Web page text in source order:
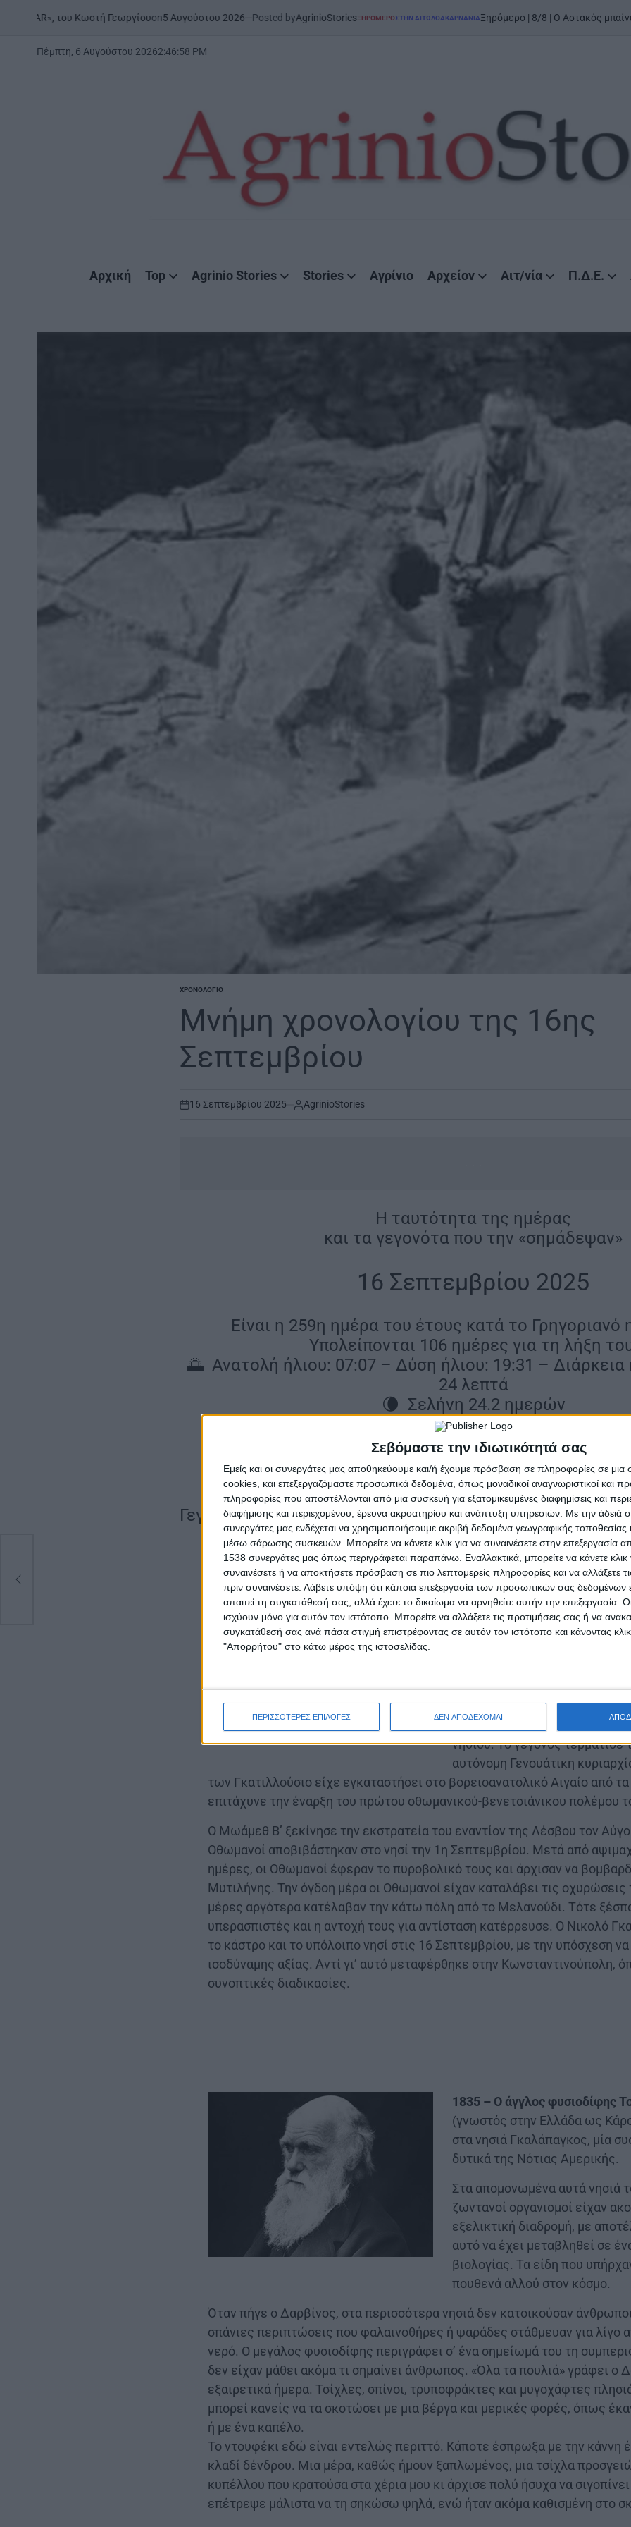
Σεβόμαστε την ιδιωτικότητά σας
Εμείς και οι συνεργάτες μας αποθηκεύουμε και/ή έχουμε πρόσβαση σε πληροφορίες σε
cookies, και επεξεργαζόμαστε προσωπικά δεδομένα, όπως μοναδικοί αναγνωριστικοί και
πληροφορίες που αποστέλλονται από μια συσκευή για εξατομικευμένες διαφημίσεις και
διαφήμισης και περιεχομένου, έρευνα ακροατηρίου και ανάπτυξη υπηρεσιών. Με την άδειά
συνεργάτες μας ενδέχεται να χρησιμοποιήσουμε ακριβή δεδομένα γεωγραφικής τοποθεσίας
μέσω σάρωσης συσκευών. Μπορείτε να κάνετε κλικ για να συναινέσετε στην επεξεργασία
1538 συνεργάτες μας όπως περιγράφεται παραπάνω. Εναλλακτικά, μπορείτε να κάνετε κλικ
συναινέσετε ή να αποκτήσετε πρόσβαση σε πιο λεπτομερείς πληροφορίες και να αλλάξετε
πριν συναινέσετε. Λάβετε υπόψη ότι κάποια επεξεργασία των προσωπικών σας δεδομένων
απαιτεί τη συγκατάθεσή σας, αλλά έχετε το δικαίωμα να αρνηθείτε αυτήν την επεξεργασία.
ισχύουν μόνο για αυτόν τον ιστότοπο. Μπορείτε να αλλάξετε τις προτιμήσεις σας ή να
συγκατάθεσή σας ανά πάσα στιγμή επιστρέφοντας σε αυτόν τον ιστότοπο και κάνοντας
"Απορρήτου" στο κάτω μέρος της ιστοσελίδας.
ΠΕΡΙΣΣΟΤΕΡΕΣ ΕΠΙΛΟΓΕΣ ΔΕΝ ΑΠΟΔΕΧΟΜΑΙ
του Κωστή Γεωργίουon5 Αυγούστου 2026 Posted byAgrinioStoriesPOSTED
ΞΗΡΟΜΕΡΟΣΤΗΝ ΑΙΤΩΛΟΑΚΑΡΝΑΝΊΑΞηρόμερο | 8/8 | Ο Αστακός μπαίνει στον
Πέμπτη, 6 Αυγούστου 20262:46:59 PM
Αρχική Top Agrinio Stories Stories Αγρίνιο Αρχείον Αιτ/νία Π.Δ.Ε.
POSTED
ΧΡΟΝΟΛΌΓΙΟ
Μνήμη χρονολογίου της 16ης
Σεπτεμβρίου
on
16 Σεπτεμβρίου 2025 AgrinioStories
Η ταυτότητα της ημέρας
και τα γεγονότα που την «σημάδεψαν»
16 Σεπτεμβρίου 2025
Είναι η 259η ημέρα του έτους κατά το Γρηγοριανό
Υπολείπονται 106 ημέρες για τη λήξη
🌅 Ανατολή ήλιου: 07:07 – Δύση ήλιου: 19:31 –
24 λεπτά
🌘 Σελήνη 24.2 ημερών
Χρόνια πολλά στους: Εύφημο, Ευφημία,
Λουντμίλα Μελιτίνο, Μελιτινή, Μελιτίνα, Μελίτη,
Γεγονότα
1462 – Ο γενουάτης Νικόλαος
υπό όρους το κάστρο της
Μεχμέτ Β’.Η άλωση της
Τούρκους πραγματοποιήθηκε
σουλτάνο Μωάμεθ Β,
πρωτεύουσα του νησιού,
παράδοσή της, παραδόθηκαν
νησιού. Το γεγονός τερμάτισε
αυτόνομη Γενουάτικη
των Γκατιλλούσιο είχε εγκαταστήσει στο βορειοανατολικό Αιγαίο από
επιτάχυνε την έναρξη του πρώτου οθωμανικού-βενετσιάνικου πολέμου
Ο Μωάμεθ Β’ ξεκίνησε την εκστρατεία του εναντίον της Λέσβου τον
Οθωμανοί αποβιβάστηκαν στο νησί την 1η Σεπτεμβρίου. Μετά από
ημέρες, οι Οθωμανοί έφεραν το πυροβολικό τους και άρχισαν να
Μυτιλήνης. Την όγδοη μέρα οι Οθωμανοί είχαν καταλάβει τις οχυρώσεις
μέρες αργότερα κατέλαβαν την κάτω πόλη από το Μελανούδι. Τότε
υπερασπιστές και η αντοχή τους για αντίσταση κατέρρευσε. Ο Νικολό
το κάστρο και το υπόλοιπο νησί στις 16 Σεπτεμβρίου, με την υπόσχεση
ισοδύναμης αξίας. Αντί γι’ αυτό μεταφέρθηκε στην Κωνσταντινούπολη,
συνοπτικές διαδικασίες.
1835 – Ο άγγλος φυσιοδίφης
(γνωστός στην Ελλάδα ως
στα νησιά Γκαλάπαγκος, μία
δυτικά της Νότιας Αμερικής.
Στα απομονωμένα αυτά νησιά
ζωντανοί οργανισμοί είχαν
εξελικτική διαδρομή, με
αυτό να έχει μεταβληθεί σε
βιολογίας. Τα είδη που
πουθενά αλλού στον κόσμο.
Όταν πήγε ο Δαρβίνος, στα περισσότερα νησιά δεν κατοικούσαν
σπάνιες περιπτώσεις που φαλαινοθήρες ή ψαράδες στάθμευαν για λίγο
νερό. Ο μεγάλος φυσιοδίφης περιγράφει σ’ ένα σημείωμά του τη
δεν είχαν μάθει ακόμα τι σημαίνει άνθρωπος. «Όλα τα πουλιά» γράφει ο
εξαιρετικά ήμερα. Τσίχλες, σπίνοι, τρυποφράκτες και μυγοχάφτες
μπορεί κανείς να τα σκοτώσει με μια βέργα και μερικές φορές, όπως
ή με ένα καπέλο.
Το ντουφέκι εδώ είναι εντελώς περιττό. Κάποτε έσπρωξα με την κάννη
κλαδί δένδρου. Μια μέρα, καθώς ήμουν ξαπλωμένος, μια τσίχλα
κυπέλλου που κρατούσα στα χέρια μου κι άρχισε πολύ ήσυχα να
επέτρεψε μάλιστα να τη σηκώσω ψηλά, ενώ ήταν ακόμα καθισμένη στο